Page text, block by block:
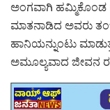
ಅಂಗವಾಗಿ ಹಮ್ಮಿಕೊಂಡ
ಮಾತನಾಡಿದ ಅವರು
ಹಾನಿಯನ್ನುಂಟು
ಅಮೂಲ್ಯವಾದ ಜೀವನ